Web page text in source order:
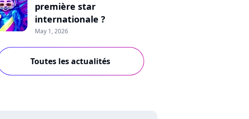
première star
internationale ?
May 1, 2026
Toutes les actualités